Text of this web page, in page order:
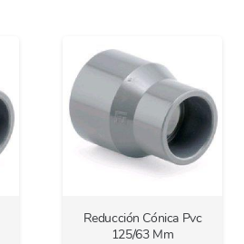
Reducción Cónica Pvc
125/63 Mm